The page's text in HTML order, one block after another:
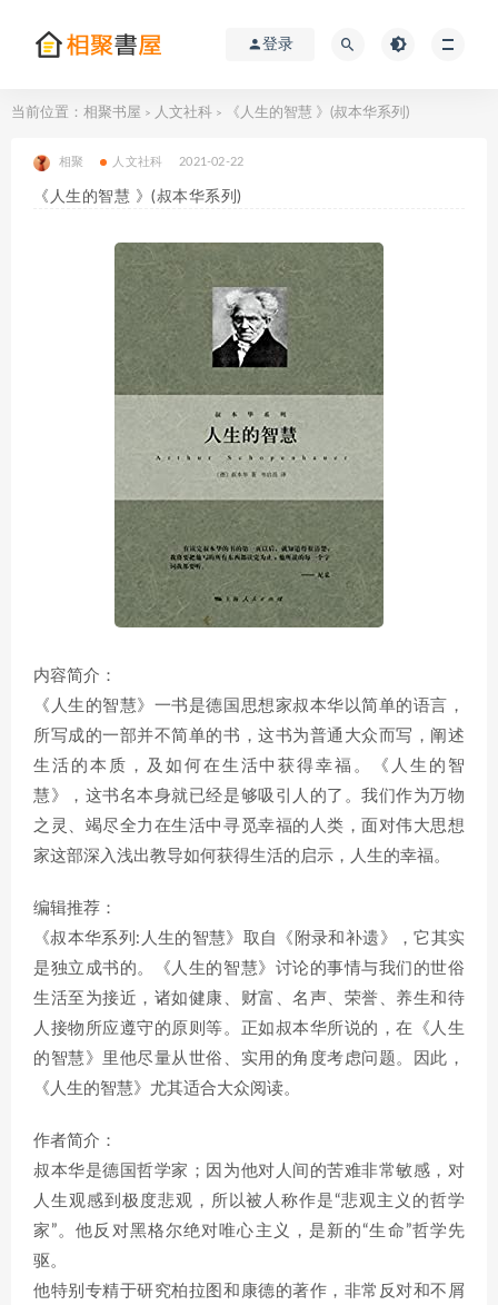
登录
当前位置： 相聚书屋 > 人文社科 > 《人生的智慧 》(叔本华系列)
相聚 人文社科 2021-02-22
《人生的智慧 》(叔本华系列)
内容简介：
《人生的智慧》一书是德国思想家叔本华以简单的语言，
所写成的一部并不简单的书，这书为普通大众而写，阐述
生活的本质，及如何在生活中获得幸福。《人生的智
慧》，这书名本身就已经是够吸引人的了。我们作为万物
之灵、竭尽全力在生活中寻觅幸福的人类，面对伟大思想
家这部深入浅出教导如何获得生活的启示，人生的幸福。
编辑推荐：
《叔本华系列:人生的智慧》取自《附录和补遗》，它其实
是独立成书的。《人生的智慧》讨论的事情与我们的世俗
生活至为接近，诸如健康、财富、名声、荣誉、养生和待
人接物所应遵守的原则等。正如叔本华所说的，在《人生
的智慧》里他尽量从世俗、实用的角度考虑问题。因此，
《人生的智慧》尤其适合大众阅读。
作者简介：
叔本华是德国哲学家；因为他对人间的苦难非常敏感，对
人生观感到极度悲观，所以被人称作是“悲观主义的哲学
家”。他反对黑格尔绝对唯心主义，是新的“生命”哲学先
驱。
他特别专精于研究柏拉图和康德的著作，非常反对和不屑